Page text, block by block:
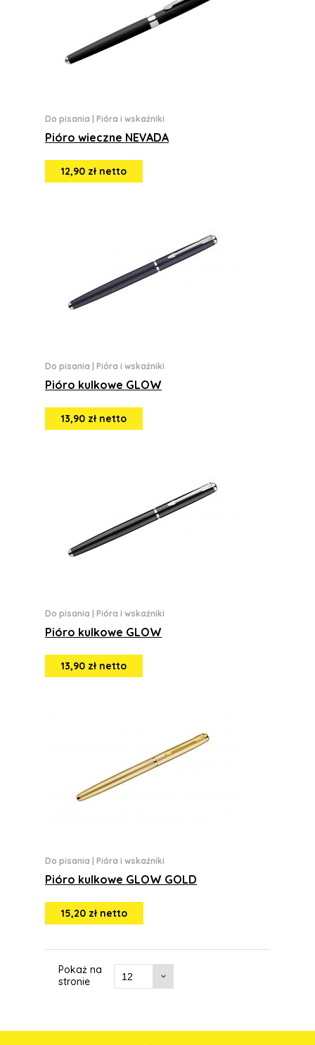
Do pisania Pióra i wskaźniki
Pióro wieczne NEVADA
12,90 zł netto
Do pisania Pióra i wskaźniki
Pióro kulkowe GLOW
13,90 zł netto
Do pisania Pióra i wskaźniki
Pióro kulkowe GLOW
13,90 zł netto
Do pisania Pióra i wskaźniki
Pióro kulkowe GLOW GOLD
15,20 zł netto
Pokaż na
stronie